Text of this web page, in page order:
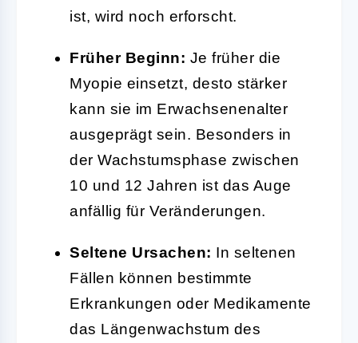
ist, wird noch erforscht.
Früher Beginn: Je früher die
Myopie einsetzt, desto stärker
kann sie im Erwachsenenalter
ausgeprägt sein. Besonders in
der Wachstumsphase zwischen
10 und 12 Jahren ist das Auge
anfällig für Veränderungen.
Seltene Ursachen: In seltenen
Fällen können bestimmte
Erkrankungen oder Medikamente
das Längenwachstum des